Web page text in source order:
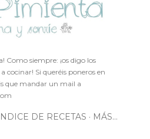
Como siempre: ¡os digo los
cocinar! Si queréis poneros en
que mandar un mail a
DE RECETAS MÁS…